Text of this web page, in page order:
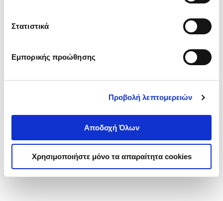
Στατιστικά
Εμπορικής προώθησης
Προβολή λεπτομερειών
Αποδοχή Όλων
Χρησιμοποιήστε μόνο τα απαραίτητα cookies